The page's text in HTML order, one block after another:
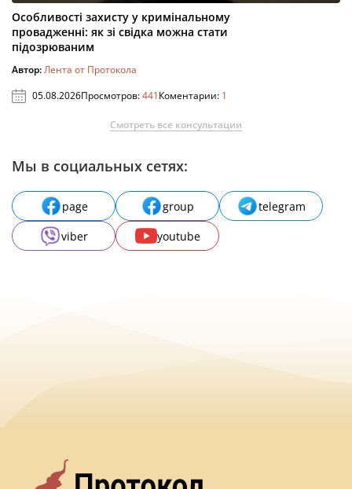
Особливості захисту у кримінальному
провадженні: як зі свідка можна стати
підозрюваним
Автор:Лента от Протокола
05.08.2026Просмотров:441Коментарии: 1
Смотреть все консультации
Мы в социальных сетях:
page group
telegram
viber
youtube